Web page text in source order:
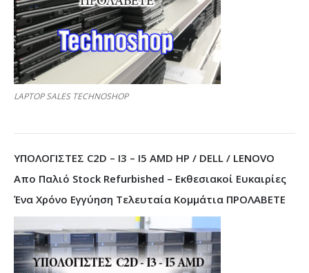
LAPTOP SALES TECHNOSHOP
ΥΠΟΛΟΓΙΣΤΕΣ C2D – I3 – I5 AMD HP / DELL / LENOVO
Απο Παλιό Stock Refurbished – Εκθεσιακοί Ευκαιρίες
Ένα Χρόνο Εγγύηση Τελευταία Κομμάτια ΠΡΟΛΑΒΕΤΕ